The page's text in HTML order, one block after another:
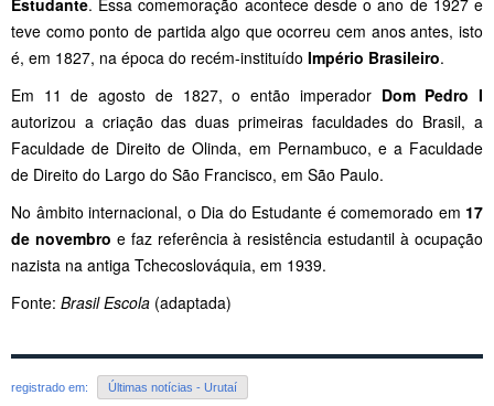
teve como ponto de partida algo que ocorreu cem anos antes, isto
é, em 1827, na época do recém-instituído Império Brasileiro.
Em 11 de agosto de 1827, o então imperador Dom Pedro I
autorizou a criação das duas primeiras faculdades do Brasil, a
Faculdade de Direito de Olinda, em Pernambuco, e a Faculdade
de Direito do Largo do São Francisco, em São Paulo.
No âmbito internacional, o Dia do Estudante é comemorado em 17
de novembro e faz referência à resistência estudantil à ocupação
nazista na antiga Tchecoslováquia, em 1939.
Fonte: Brasil Escola (adaptada)
registrado em: Últimas notícias - Urutaí